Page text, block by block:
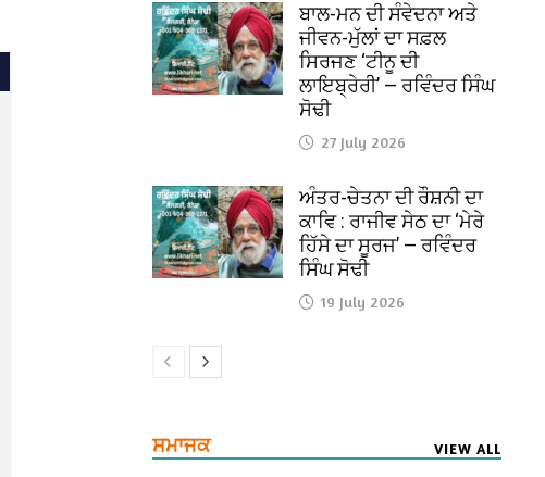
ਬਾਲ-ਮਨ ਦੀ ਸੰਵੇਦਨਾ ਅਤੇ
ਜੀਵਨ-ਮੁੱਲਾਂ ਦਾ ਸਫ਼ਲ
ਸਿਰਜਣ ‘ਟੀਨੂ ਦੀ
ਲਾਇਬ੍ਰੇਰੀ’ — ਰਵਿੰਦਰ ਸਿੰਘ
ਸੋਢੀ
27 July 2026
ਅੰਤਰ-ਚੇਤਨਾ ਦੀ ਰੌਸ਼ਨੀ ਦਾ
ਕਾਵਿ : ਰਾਜੀਵ ਸੇਠ ਦਾ ‘ਮੇਰੇ
ਹਿੱਸੇ ਦਾ ਸੂਰਜ’ — ਰਵਿੰਦਰ
ਸਿੰਘ ਸੋਢੀ
19 July 2026
ਸਮਾਜਕ VIEW ALL